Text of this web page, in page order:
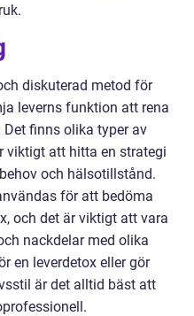
diskuterad metod för
leverns funktion att rena
finns olika typer av
viktigt att hitta en strategi
och hälsotillstånd.
för att bedöma
och det är viktigt att vara
nackdelar med olika
en leverdetox eller gör
är det alltid bäst att